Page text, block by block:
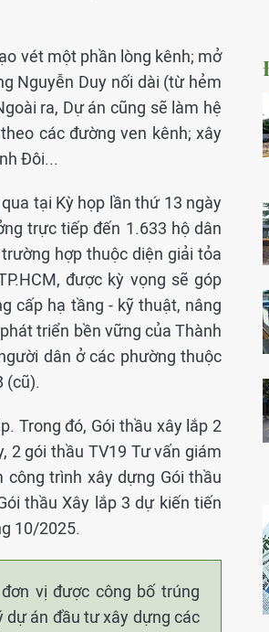
vét một phần lòng kênh; mở
Nguyễn Duy nối dài (từ hẻm
ra, Dự án cũng sẽ làm hệ
các đường ven kênh; xây
Đôi...
tại Kỳ họp lần thứ 13 ngày
trực tiếp đến 1.633 hộ dân
hợp thuộc diện giải tỏa
được kỳ vọng sẽ góp
cấp hạ tầng - kỹ thuật, nâng
triển bền vững của Thành
dân ở các phường thuộc
(cũ).
Trong đó, Gói thầu xây lắp 2
2 gói thầu TV19 Tư vấn giám
công trình xây dựng Gói thầu
thầu Xây lắp 3 dự kiến tiến
10/2025.
vị được công bố trúng
dự án đầu tư xây dựng các